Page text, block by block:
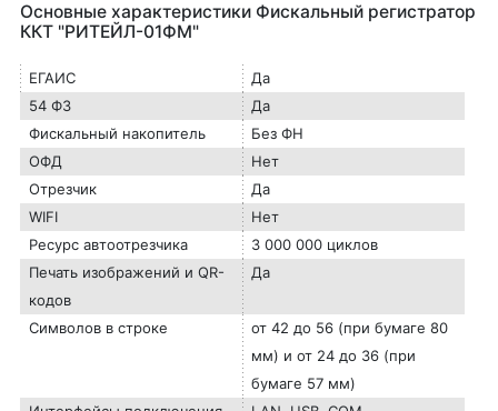
Основные характеристики Фискальный регистратор
ККТ "РИТЕЙЛ-01ФМ"
ЕГАИС
Да
54 ФЗ
Да
Фискальный накопитель
Без ФН
ОФД
Нет
Отрезчик
Да
WIFI
Нет
Ресурс автоотрезчика
3 000 000 циклов
Печать изображений и QR-
кодов
Да
Символов в строке
от 42 до 56 (при бумаге 80
мм) и от 24 до 36 (при
бумаге 57 мм)